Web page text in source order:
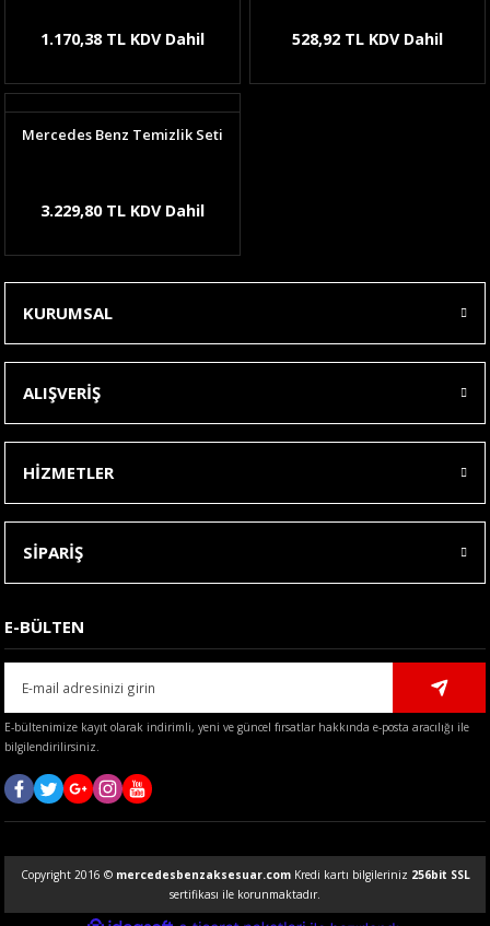
1.170,38 TL KDV Dahil 528,92 TL KDV Dahil
Mercedes Benz Temizlik Seti
3.229,80 TL KDV Dahil
KURUMSAL
ALIŞVERİŞ
HİZMETLER
SİPARİŞ
E-BÜLTEN
E-bültenimize kayıt olarak indirimli, yeni ve güncel fırsatlar hakkında e-posta aracılığı ile
bilgilendirilirsiniz.
Copyright 2016 © mercedesbenzaksesuar.comKredi kartı bilgileriniz 256bit SSL
sertifikası ile korunmaktadır.